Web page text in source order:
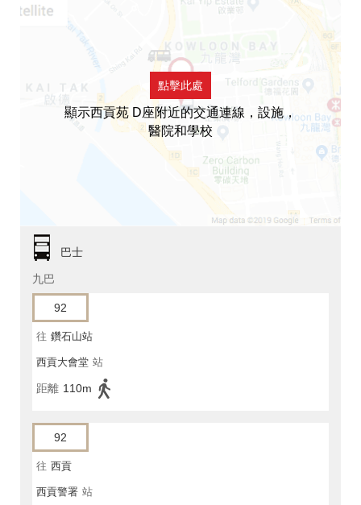
點擊此處
顯示西貢苑 D座附近的交通連線，設施，
醫院和學校
巴士
九巴
92
往 鑽石山站
西貢大會堂 站
距離 110m
92
往 西貢
西貢警署 站